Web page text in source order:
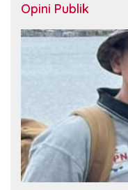
Opini Publik